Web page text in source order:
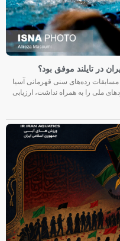
در تایلند موفق بود؟
رده‌های سنی قهرمانی آسیا
ملی را به همراه نداشت، ارزیابی